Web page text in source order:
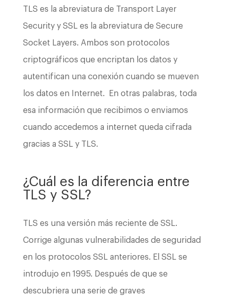
TLS es la abreviatura de Transport Layer
Security y SSL es la abreviatura de Secure
Socket Layers. Ambos son protocolos
criptográficos que encriptan los datos y
autentifican una conexión cuando se mueven
los datos en Internet. En otras palabras, toda
esa información que recibimos o enviamos
cuando accedemos a internet queda cifrada
gracias a SSL y TLS.
¿Cuál es la diferencia entre
TLS y SSL?
TLS es una versión más reciente de SSL.
Corrige algunas vulnerabilidades de seguridad
en los protocolos SSL anteriores. El SSL se
introdujo en 1995. Después de que se
descubriera una serie de graves